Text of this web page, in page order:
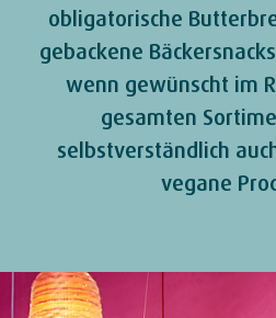
obligatorische
gebackene
wenn gewünscht im
gesamten
selbstverständlich
vegane